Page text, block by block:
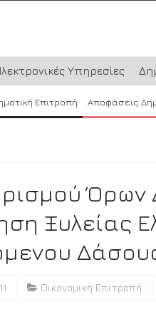
Υπηρεσίες
Επιτροπή Αποφάσεις
Όρων
Ξυλείας
Οικονομική Επιτροπή